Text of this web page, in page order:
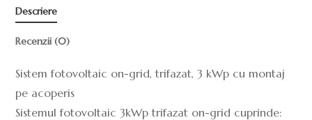
Descriere
Recenzii (0)
Sistem fotovoltaic on-grid, trifazat, 3 kWp cu montaj
pe acoperis
Sistemul fotovoltaic 3kWp trifazat on-grid cuprinde: